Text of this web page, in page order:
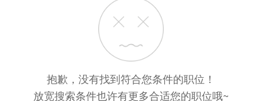
抱歉，没有找到符合您条件的职位！
放宽搜索条件也许有更多合适您的职位哦~